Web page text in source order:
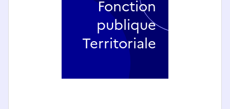
Fonction
publique
Territoriale